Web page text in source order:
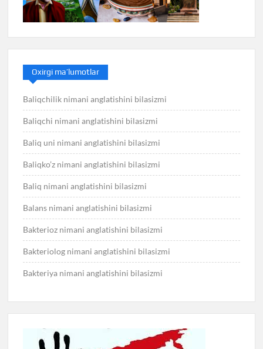
Oxirgi ma’lumotlar
Baliqchilik nimani anglatishini bilasizmi
Baliqchi nimani anglatishini bilasizmi
Baliq uni nimani anglatishini bilasizmi
Baliqko’z nimani anglatishini bilasizmi
Baliq nimani anglatishini bilasizmi
Balans nimani anglatishini bilasizmi
Bakterioz nimani anglatishini bilasizmi
Bakteriolog nimani anglatishini bilasizmi
Bakteriya nimani anglatishini bilasizmi